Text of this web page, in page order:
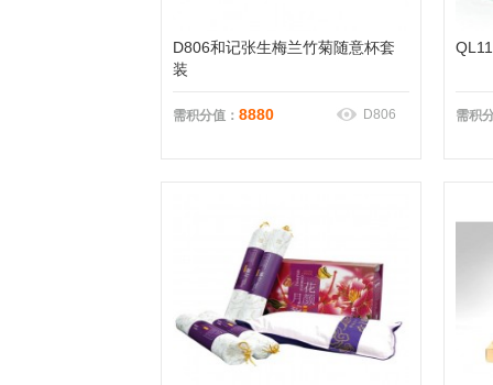
D806和记张生梅兰竹菊随意杯套
装
需积分值： 8880 D806 需积